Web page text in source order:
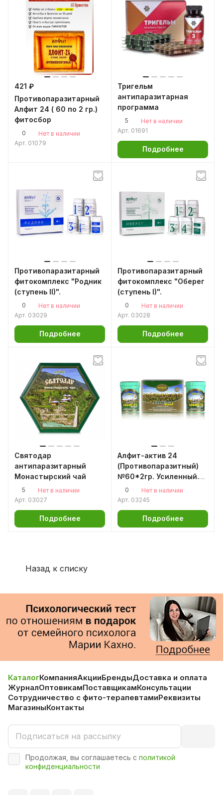
421 ₽
Противопаразитарный
Алфит 24 ( 60 по 2 гр.)
фитосбор
0
Нет в наличии
Арт. 01079
Тригельм
антипаразитарная
программа
5
Нет в наличии
Арт. 01691
Подробнее
Противопаразитарный
фитокомплекс "Родник
(ступень II)".
0
Нет в наличии
Арт. 03029
Подробнее
Противопаразитарный
фитокомплекс "Оберег
(ступень I)".
0
Нет в наличии
Арт. 03028
Подробнее
Святодар
антипаразитарный
Монастырский чай
5
Нет в наличии
Арт. 03027
Подробнее
Алфит-актив 24
(Противопаразитный)
№60*2гр. Усиленный.
30 утро + 30 вечер
0
Нет в наличии
Арт. 03245
Подробнее
Назад к списку
КаталогКомпанияАкцииБрендыДоставка и оплата
ЖурналОптовикамПоставщикамКонсультации
Сотрудничество с фито-терапевтамиРеквизиты
МагазиныКонтакты
Продолжая, вы соглашаетесь с политикой
конфиденциальности